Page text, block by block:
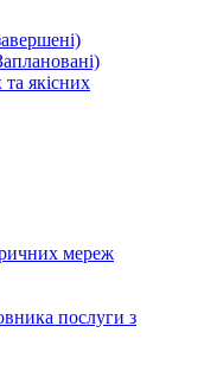
якісних
мереж
послуги з